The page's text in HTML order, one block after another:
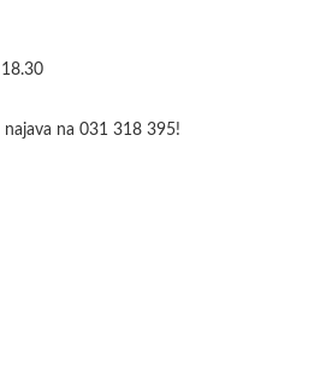
na 031 318 395!